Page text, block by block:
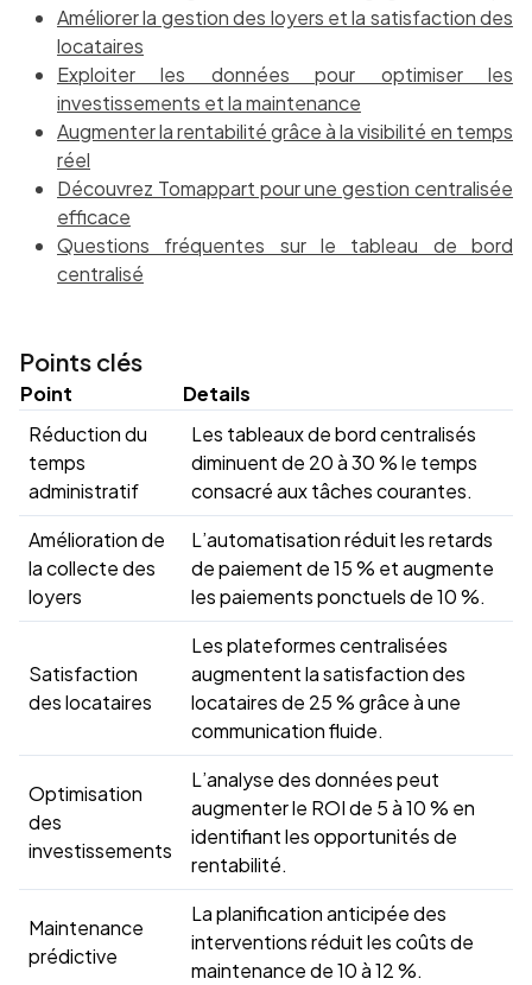
Améliorer la gestion des loyers et la satisfaction des
locataires
Exploiter les données pour optimiser les
investissements et la maintenance
Augmenter la rentabilité grâce à la visibilité en temps
réel
Découvrez Tomappart pour une gestion centralisée
efficace
Questions fréquentes sur le tableau de bord
centralisé
Points clés
Point
Details
Réduction du
temps
administratif
Les tableaux de bord centralisés
diminuent de 20 à 30 % le temps
consacré aux tâches courantes.
Amélioration de
la collecte des
loyers
L’automatisation réduit les retards
de paiement de 15 % et augmente
les paiements ponctuels de 10 %.
Satisfaction
des locataires
Les plateformes centralisées
augmentent la satisfaction des
locataires de 25 % grâce à une
communication fluide.
Optimisation
des
investissements
L’analyse des données peut
augmenter le ROI de 5 à 10 % en
identifiant les opportunités de
rentabilité.
Maintenance
prédictive
La planification anticipée des
interventions réduit les coûts de
maintenance de 10 à 12 %.